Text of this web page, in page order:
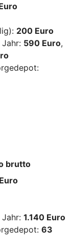
200 Euro
590 Euro,
brutto
1.140 Euro
63